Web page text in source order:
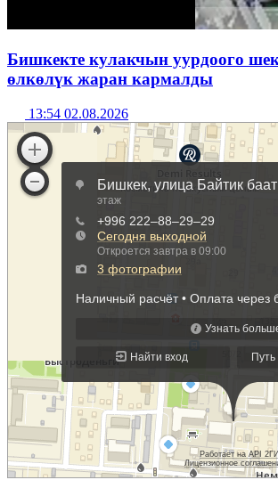
Бишкекте кулакчын уурдоого
өлкөлүк жаран кармалды
13:54 02.08.2026